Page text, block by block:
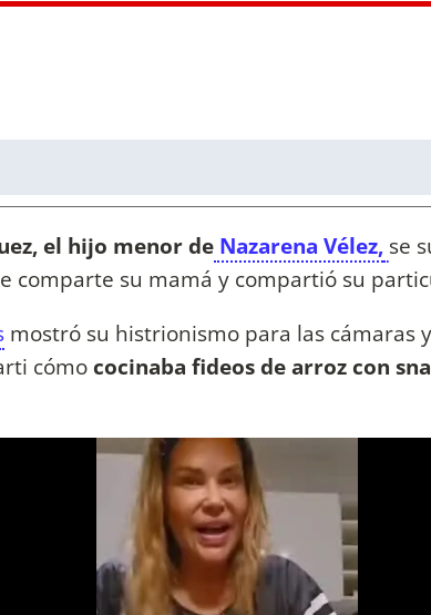
el hijo menor de Nazarena Vélez, se
comparte su mamá y compartió su
mostró su histrionismo para las cámaras
cómo cocinaba fideos de arroz con